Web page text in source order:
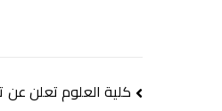
كلية العلوم تعلن عن